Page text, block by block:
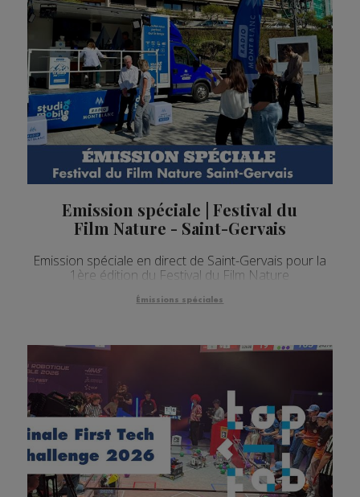
Emission spéciale | Festival du
Film Nature - Saint-Gervais
Emission spéciale en direct de Saint-Gervais pour la
1ère édition du Festival du Film Nature
Émissions spéciales